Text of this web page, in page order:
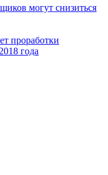
могут снизиться
проработки
года